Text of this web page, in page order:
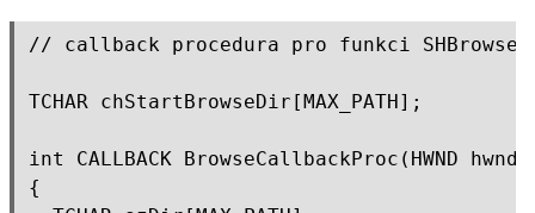
// callback procedura pro funkci
TCHAR chStartBrowseDir[MAX_PATH];
int CALLBACK BrowseCallbackProc(HWND
{